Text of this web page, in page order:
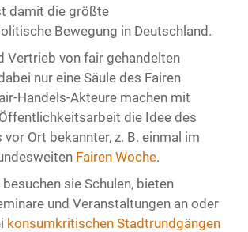
damit die größte
Bewegung in Deutschland.
Vertrieb von fair gehandelten
nur eine Säule des Fairen
Handels-Akteure machen mit
die Idee des
vor Ort bekannter, z. B. einmal im
Fairen Woche.
sie Schulen, bieten
und Veranstaltungen an oder
konsumkritischen Stadtrundgängen